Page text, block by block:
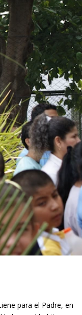
para el Padre, en